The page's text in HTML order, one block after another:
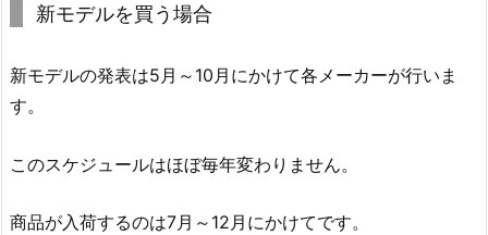
新モデルを買う場合
新モデルの発表は5月～10月にかけて各メーカーが行いま
す。
このスケジュールはほぼ毎年変わりません。
商品が入荷するのは7月～12月にかけてです。